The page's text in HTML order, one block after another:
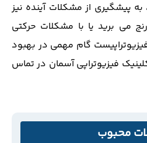
پیشگیری از مشکلات آینده نیز
می ‌برید یا با مشکلات حرکتی
گام مهمی در بهبود
فیزیوتراپی آسمان در تماس
محبوب